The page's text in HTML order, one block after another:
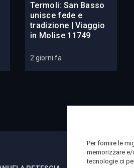
Per fornire le
memorizzare
tecnologie ci
Termoli: San Basso
unisce fede e
tradizione | Viaggio
in Molise 11749
2 giorni fa